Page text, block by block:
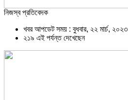
নিজস্ব প্রতিবেদক
খবর আপডেট সময় : বুধবার, ২২ মার্চ, ২০২৩
২১৯ এই পর্যন্ত দেখেছেন